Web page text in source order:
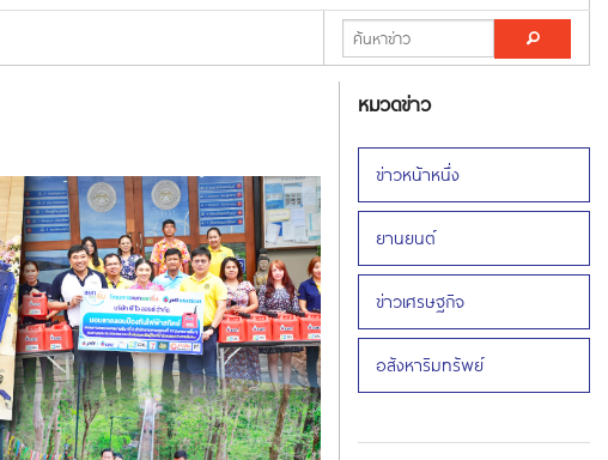
หมวดข่าว
ข่าวหน้าหนึ่ง
ยานยนต์
ข่าวเศรษฐกิจ
อสังหาริมทรัพย์